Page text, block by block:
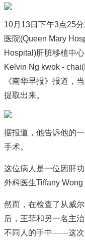
10月13日下午3点25
医院(Queen Mary
Hospital)肝脏移植中
Kelvin Ng kwok -
《南华早报》报道，
提取出来。
据报道，他告诉他的
手术。
这位病人是一位因肝
外科医生Tiffany Wong
然而，在检查了从威
后，王菲和另一名主
不同人的手中——这次